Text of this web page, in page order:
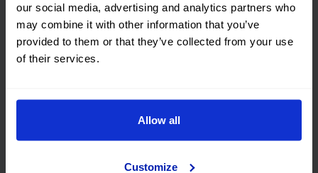
our social media, advertising and analytics partners who
may combine it with other information that you’ve
provided to them or that they’ve collected from your use
of their services.
Allow all
Customize
Bilbao
Jaen
Calonge